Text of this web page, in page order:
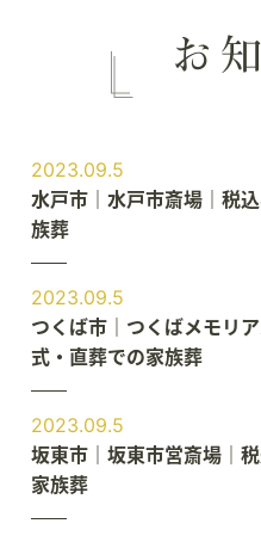
2023.09.5
水戸市｜水戸市斎場｜税
族葬
2023.09.5
つくば市｜つくばメモリ
式・直葬での家族葬
2023.09.5
坂東市｜坂東市営斎場｜
家族葬